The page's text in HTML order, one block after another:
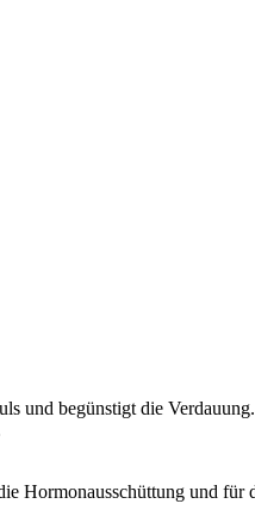
und begünstigt die Verdauung.
Hormonausschüttung und